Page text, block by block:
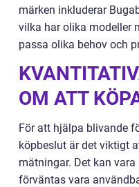
märken inkluderar
vilka har olika modeller
passa olika behov och
OM ATT
För att hjälpa blivande
köpbeslut är det viktigt
mätningar. Det kan
förväntas vara